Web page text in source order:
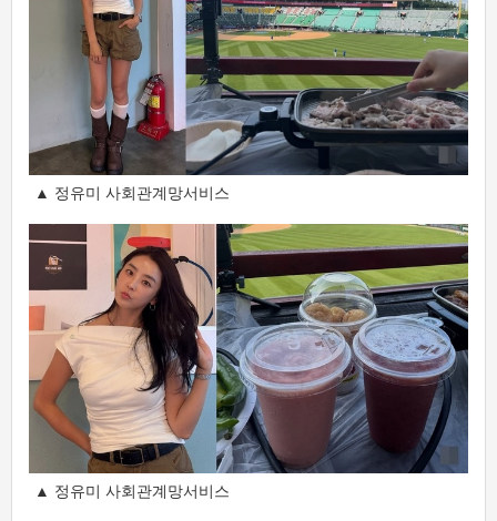
▲ 정유미 사회관계망서비스
▲ 정유미 사회관계망서비스